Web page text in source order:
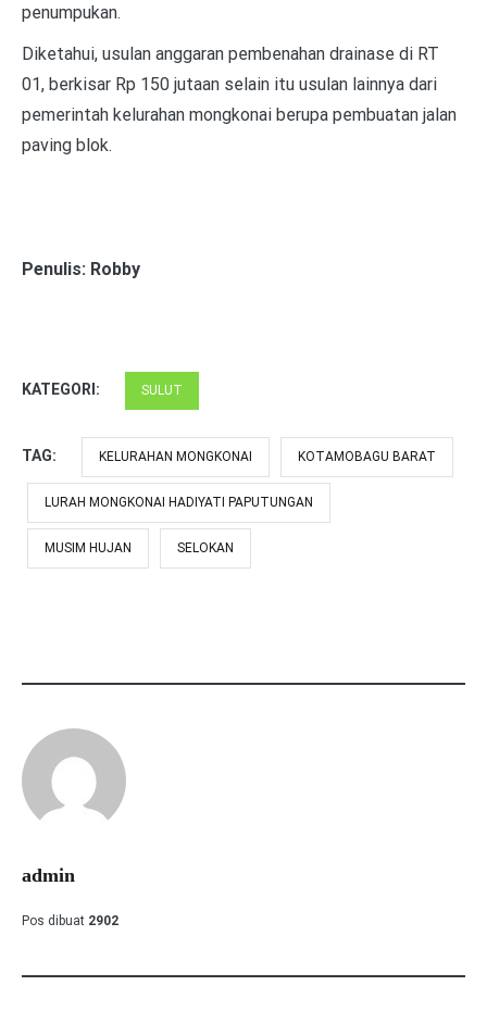
penumpukan.
Diketahui, usulan anggaran pembenahan drainase di RT
01, berkisar Rp 150 jutaan selain itu usulan lainnya dari
pemerintah kelurahan mongkonai berupa pembuatan jalan
paving blok.
Penulis: Robby
KATEGORI: SULUT
TAG: KELURAHAN MONGKONAI KOTAMOBAGU BARAT
LURAH MONGKONAI HADIYATI PAPUTUNGAN
MUSIM HUJAN SELOKAN
admin
Pos dibuat 2902